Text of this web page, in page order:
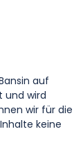
auf
und wird
wir für die
keine